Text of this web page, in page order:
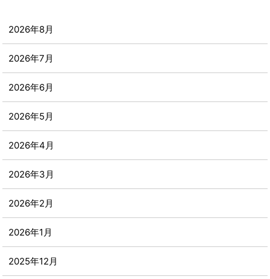
2026年8月
2026年7月
2026年6月
2026年5月
2026年4月
2026年3月
2026年2月
2026年1月
2025年12月